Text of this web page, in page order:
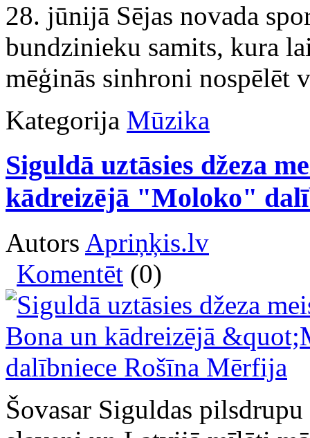
28. jūnijā Sējas novada
bundzinieku samits, kura
mēģinās sinhroni nospēlēt
Kategorija Mūzika
Siguldā uztāsies džeza
kādreizējā "Moloko"
Autors Apriņķis.lv
Komentēt (0)
Šovasar Siguldas